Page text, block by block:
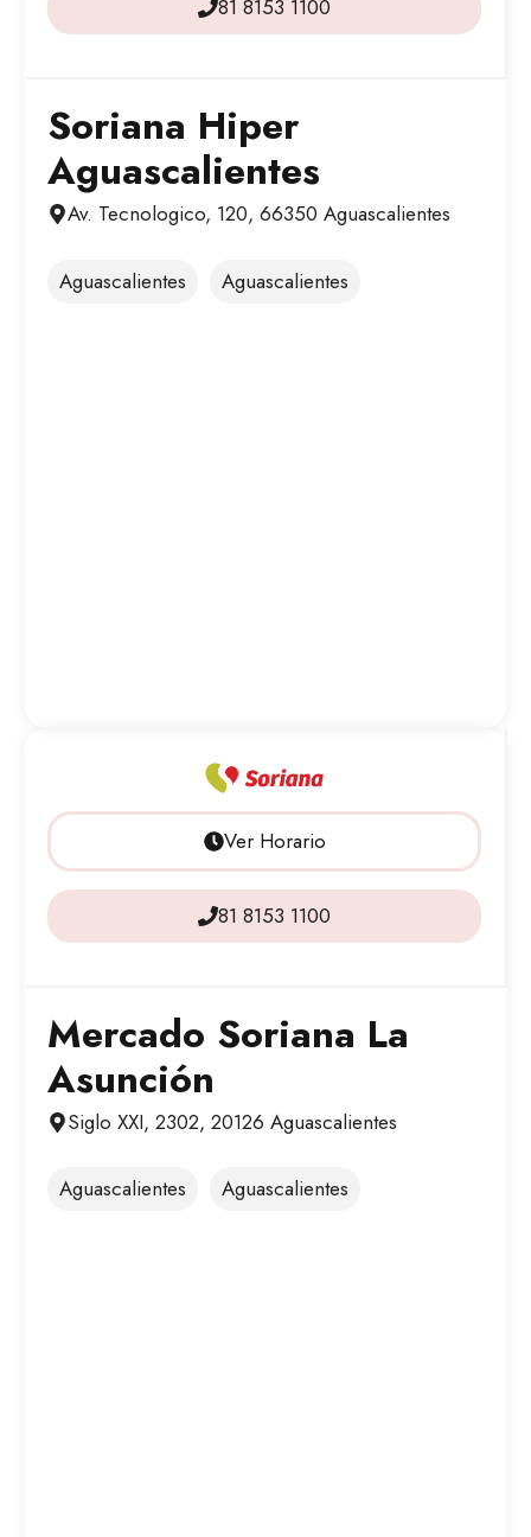
81 8153 1100
Soriana Hiper
Aguascalientes
Av. Tecnologico, 120, 66350 Aguascalientes
Aguascalientes Aguascalientes
Ver Horario
81 8153 1100
Mercado Soriana La
Asunción
Siglo XXI, 2302, 20126 Aguascalientes
Aguascalientes Aguascalientes